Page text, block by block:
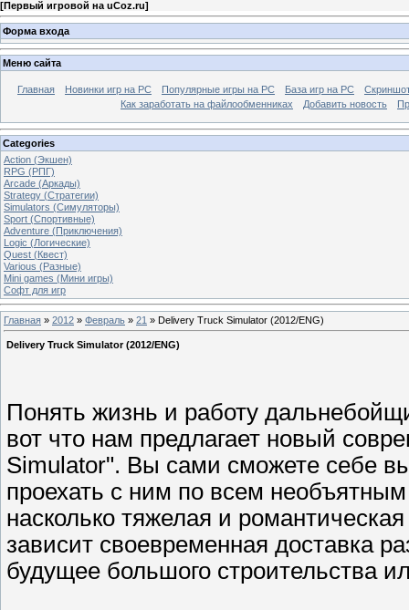
[Первый игровой на uCoz.ru]
Форма входа
Меню сайта
Главная Новинки игр на PC Популярные игры на PC База игр на РС
Как заработать на файлообменниках
Добавить новость
Categories
Action (Экшен)
RPG (РПГ)
Arcade (Аркады)
Strategy (Стратегии)
Simulators (Симуляторы)
Sport (Спортивные)
Adventure (Приключения)
Logic (Логические)
Quest (Квест)
Various (Разные)
Mini games (Мини игры)
Софт для игр
Главная » 2012 » Февраль » 21 » Delivery Truck Simulator (2012/ENG)
Delivery Truck Simulator (2012/ENG)
Понять жизнь и работу
вот что нам предлагает новый
Simulator". Вы сами сможете себе
проехать с ним по всем
насколько тяжелая и
зависит своевременная доставка
будущее большого строительства